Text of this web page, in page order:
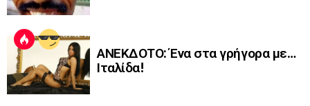
ΑΝΕΚΔΟΤΟ: Ένα στα γρήγορα με…
Ιταλίδα!